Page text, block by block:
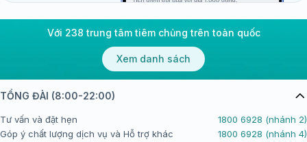
Với 238 trung tâm tiêm chủng trên toàn quốc
Xem danh sách
TỔNG ĐÀI (8:00-22:00)
Tư vấn và đặt hẹn
1800 6928 (nhánh 2)
Góp ý chất lượng dịch vụ và Hỗ trợ khác
1800 6928 (nhánh 4)